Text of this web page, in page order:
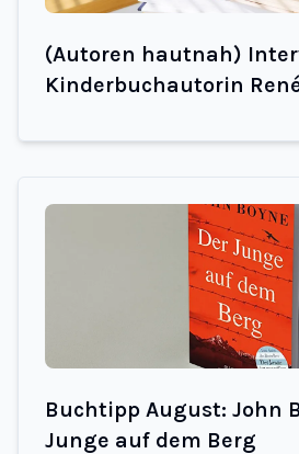
(Autoren hautnah)
Kinderbuchautorin
Buchtipp August: John
Junge auf dem Berg